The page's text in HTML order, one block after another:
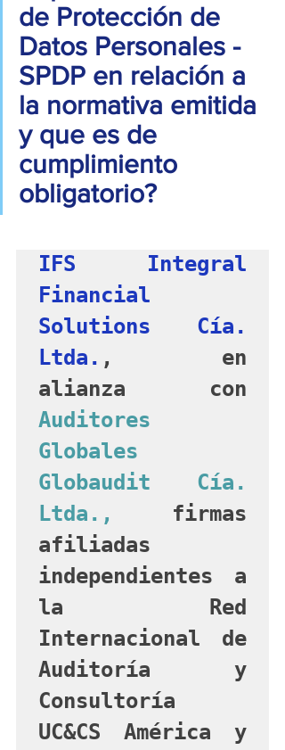
de Protección de
Datos Personales -
SPDP en relación a
la normativa emitida
y que es de
cumplimiento
obligatorio?
IFS Integral
Financial
Solutions Cía.
Ltda. , en
Auditores
Globales
Globaudit Cía.
Ltda.,
firmas
afiliadas
independientes a
la Red
Internacional de
Auditoría y
Consultoría
UC&CS América y